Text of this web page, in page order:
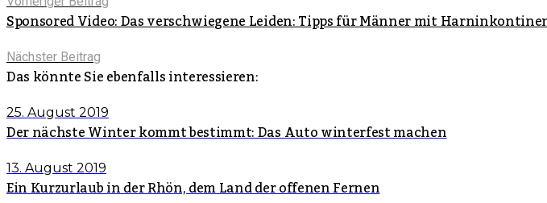
Sponsored Video: Das verschwiegene Leiden: Tipps für Männer mit
Nächster Beitrag
Das könnte Sie ebenfalls interessieren:
25. August 2019
Der nächste Winter kommt bestimmt: Das Auto winterfest machen
13. August 2019
Ein Kurzurlaub in der Rhön, dem Land der offenen Fernen